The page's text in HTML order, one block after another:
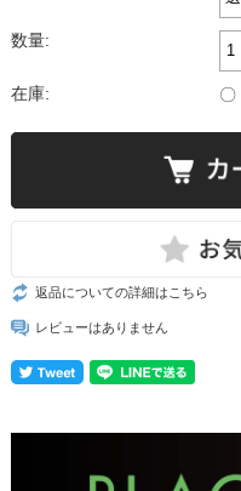
数量:
在庫: 〇
返品についての詳細はこちら
レビューはありません